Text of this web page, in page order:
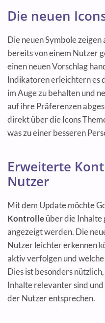
Die neuen
Die neuen Symbole
bereits von einem Nutzer
einen neuen Vorschlag
Indikatoren erleichtern es
im Auge zu behalten und
auf ihre Präferenzen
direkt über die Icons
was zu einer besseren
Erweiterte
Nutzer
Mit dem Update möchte
Kontrolleüber die Inhalte
angezeigt werden. Die
Nutzer leichter erkennen
aktiv verfolgen und
Dies ist besonders
Inhalte relevanter sind
der Nutzer entsprechen.